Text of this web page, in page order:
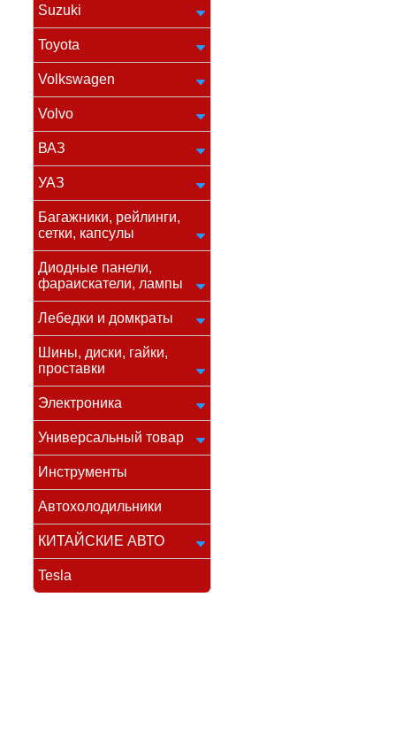
Suzuki
Toyota
Volkswagen
Volvo
ВАЗ
УАЗ
Багажники, рейлинги,
сетки, капсулы
Диодные панели,
фараискатели, лампы
Лебедки и домкраты
Шины, диски, гайки,
проставки
Электроника
Универсальный товар
Инструменты
Автохолодильники
КИТАЙСКИЕ АВТО
Tesla